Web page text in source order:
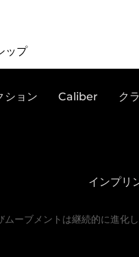
ップ
ション Caliber ク
インプリ
ムーブメントは継続的に進化